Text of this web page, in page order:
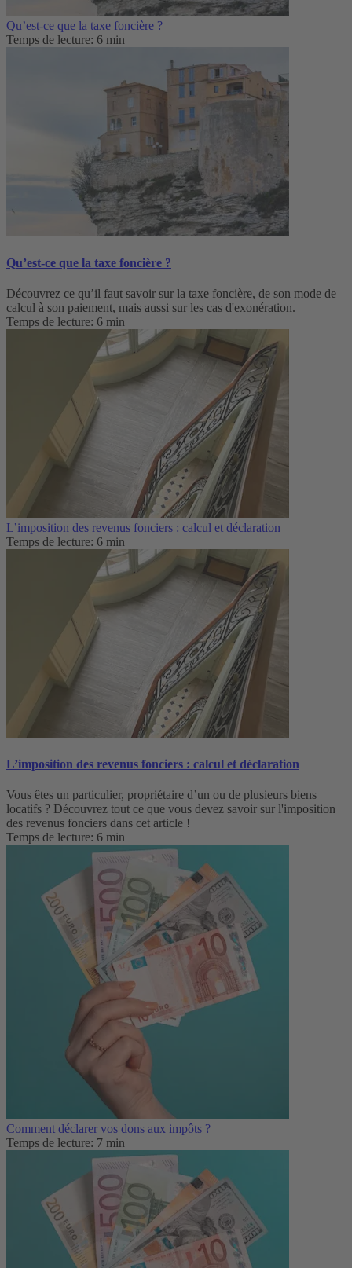
Qu’est-ce que la taxe foncière ?
Temps de lecture: 6 min
Qu’est-ce que la taxe foncière ?
Découvrez ce qu’il faut savoir sur la taxe foncière, de son mode de
calcul à son paiement, mais aussi sur les cas d'exonération.
Temps de lecture: 6 min
L’imposition des revenus fonciers : calcul et déclaration
Temps de lecture: 6 min
L’imposition des revenus fonciers : calcul et déclaration
Vous êtes un particulier, propriétaire d’un ou de plusieurs biens
locatifs ? Découvrez tout ce que vous devez savoir sur l'imposition
des revenus fonciers dans cet article !
Temps de lecture: 6 min
Comment déclarer vos dons aux impôts ?
Temps de lecture: 7 min